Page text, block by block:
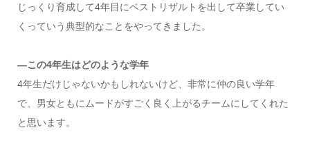
じっくり育成して4年目にベストリザルトを出して卒業してい
くっていう典型的なことをやってきました。
―この4年生はどのような学年
4年生だけじゃないかもしれないけど、非常に仲の良い学年
で、男女ともにムードがすごく良く上がるチームにしてくれた
と思います。